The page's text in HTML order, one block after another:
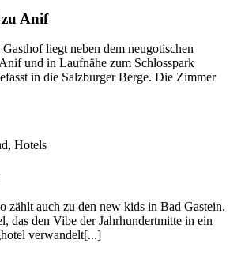
Anif
liegt neben dem neugotischen
und in Laufnähe zum Schlosspark
in die Salzburger Berge. Die Zimmer
Hotels
zählt auch zu den new kids in Bad Gastein.
das den Vibe der Jahrhundertmitte in ein
verwandelt[...]